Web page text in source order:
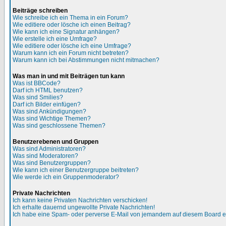
Beiträge schreiben
Wie schreibe ich ein Thema in ein Forum?
Wie editiere oder lösche ich einen Beitrag?
Wie kann ich eine Signatur anhängen?
Wie erstelle ich eine Umfrage?
Wie editiere oder lösche ich eine Umfrage?
Warum kann ich ein Forum nicht betreten?
Warum kann ich bei Abstimmungen nicht mitmachen?
Was man in und mit Beiträgen tun kann
Was ist BBCode?
Darf ich HTML benutzen?
Was sind Smilies?
Darf ich Bilder einfügen?
Was sind Ankündigungen?
Was sind Wichtige Themen?
Was sind geschlossene Themen?
Benutzerebenen und Gruppen
Was sind Administratoren?
Was sind Moderatoren?
Was sind Benutzergruppen?
Wie kann ich einer Benutzergruppe beitreten?
Wie werde ich ein Gruppenmoderator?
Private Nachrichten
Ich kann keine Privaten Nachrichten verschicken!
Ich erhalte dauernd ungewollte Private Nachrichten!
Ich habe eine Spam- oder perverse E-Mail von jemandem auf diesem Board